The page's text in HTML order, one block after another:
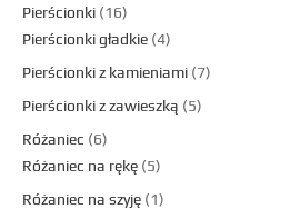
Pierścionki 16
Pierścionki gładkie 4
Pierścionki z kamieniami 7
Pierścionki z zawieszką
5
Różaniec
6
Różaniec na rękę 5
Różaniec na szyję 1